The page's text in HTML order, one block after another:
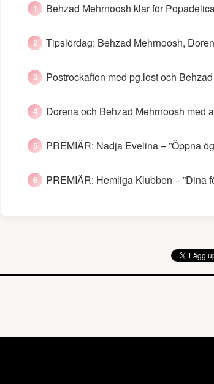
Behzad Mehrnoosh klar för
Tipslördag: Behzad Mehrnoosh,
Postrockafton med pg.lost och
Dorena och Behzad Mehrnoosh med
PREMIÄR: Nadja Evelina – ”Öppna
PREMIÄR: Hemliga Klubben – ”Dina